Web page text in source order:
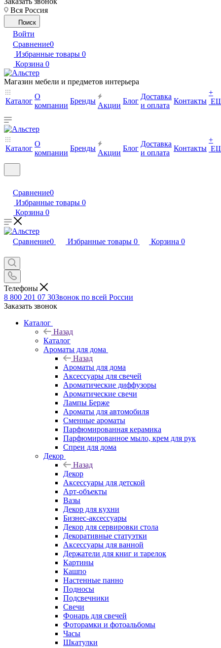
Вся Россия
Поиск
Войти
Сравнение0
Избранные товары 0
Корзина 0
Магазин мебели и предметов интерьера
Каталог
О
компании
Бренды
Акции
Блог
Доставка
и оплата
Контакты
+
Каталог
О
компании
Бренды
Акции
Блог
Доставка
и оплата
Контакты
+
Сравнение0
Избранные товары 0
Корзина 0
Сравнение0 Избранные товары 0 Корзина 0
Телефоны
8 800 201 07 30Звонок по всей России
Заказать звонок
Каталог
Назад
Каталог
Ароматы для дома
Назад
Ароматы для дома
Аксессуары для свечей
Ароматические диффузоры
Ароматические свечи
Лампы Берже
Ароматы для автомобиля
Сменные ароматы
Парфюмированная керамика
Парфюмированное мыло, крем для рук
Спреи для дома
Декор
Назад
Декор
Аксессуары для детской
Арт-объекты
Вазы
Декор для кухни
Бизнес-аксессуары
Декор для сервировки стола
Декоративные статуэтки
Аксессуары для ванной
Держатели для книг и тарелок
Картины
Кашпо
Настенные панно
Подносы
Подсвечники
Свечи
Фонарь для свечей
Фоторамки и фотоальбомы
Часы
Шкатулки